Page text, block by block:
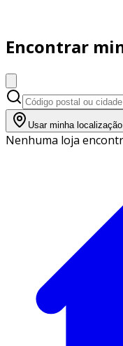
Encontrar
Usar minha localização
Nenhuma loja